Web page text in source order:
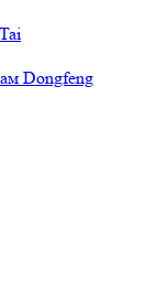
Dongfeng